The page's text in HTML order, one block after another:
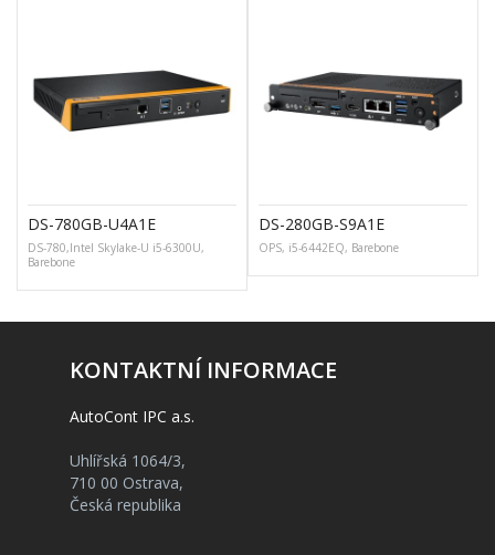
DS-780GB-U4A1E
DS-780,Intel Skylake-U i5-6300U,
Barebone
DS-280GB-S9A1E
OPS, i5-6442EQ, Barebone
KONTAKTNÍ INFORMACE
AutoCont IPC a.s.
Uhlířská 1064/3,
710 00 Ostrava,
Česká republika